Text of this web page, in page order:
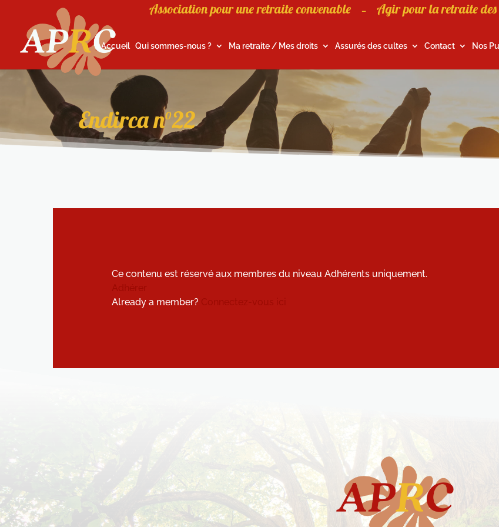
Association pour une retraite convenable – Agir pour la retraite des
Accueil Qui sommes-nous ? Ma retraite / Mes droits Assurés des cultes Contact Nos
Endirca n°22
Ce contenu est réservé aux membres du niveau Adhérents uniquement.
Already a member?